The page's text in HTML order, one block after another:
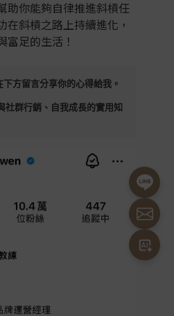
助你能夠自律推進斜槓任
斜槓之路上持續進化，
富足的生活！
方留言分享你的心得給我。
社群行銷、自我成長的實用知